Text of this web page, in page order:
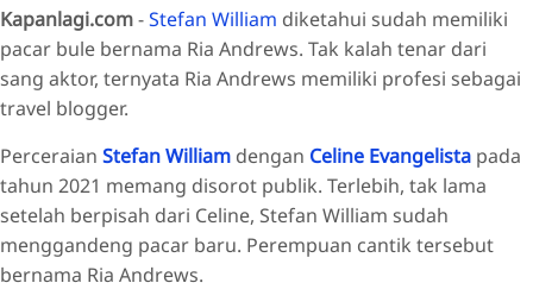
Kapanlagi.com-Stefan William diketahui sudah memiliki
pacar bule bernama Ria Andrews. Tak kalah tenar dari
sang aktor, ternyata Ria Andrews memiliki profesi sebagai
travel blogger.
Perceraian Stefan William dengan Celine Evangelista pada
tahun 2021 memang disorot publik. Terlebih, tak lama
setelah berpisah dari Celine, Stefan William sudah
menggandeng pacar baru. Perempuan cantik tersebut
bernama Ria Andrews.